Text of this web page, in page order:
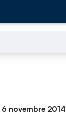
6 novembre 2014